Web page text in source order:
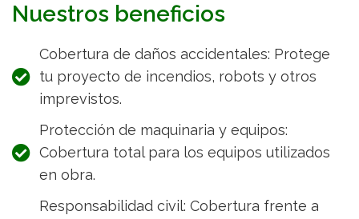
Nuestros beneficios
Cobertura de daños accidentales: Protege
tu proyecto de incendios, robots y otros
imprevistos.
Protección de maquinaria y equipos:
Cobertura total para los equipos utilizados
en obra.
Responsabilidad civil: Cobertura frente a